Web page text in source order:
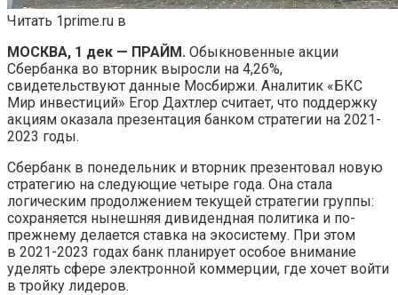
Читать 1prime.ru в
МОСКВА, 1 дек — ПРАЙМ. Обыкновенные акции
Сбербанка во вторник выросли на 4,26%,
свидетельствуют данные Мосбиржи. Аналитик «БКС
Мир инвестиций» Егор Дахтлер считает, что поддержку
акциям оказала презентация банком стратегии на 2021-
2023 годы.
Сбербанк в понедельник и вторник презентовал новую
стратегию на следующие четыре года. Она стала
логическим продолжением текущей стратегии группы:
сохраняется нынешняя дивидендная политика и по-
прежнему делается ставка на экосистему. При этом
в 2021-2023 годах банк планирует особое внимание
уделять сфере электронной коммерции, где хочет войти
в тройку лидеров.